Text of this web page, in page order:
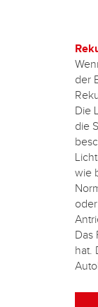
der
Die
die
wie
Das
hat.